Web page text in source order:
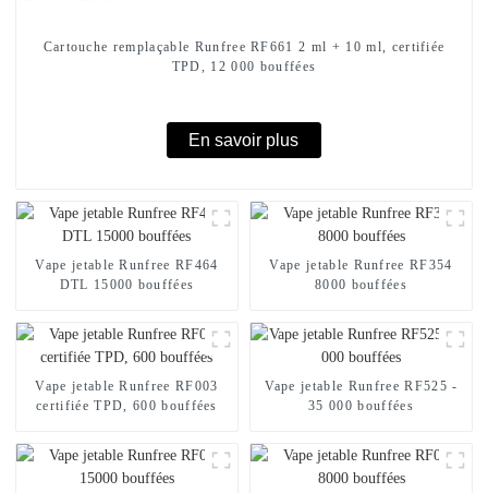
Cartouche remplaçable Runfree RF661 2 ml + 10 ml, certifiée
TPD, 12 000 bouffées
En savoir plus
Vape jetable Runfree RF464
DTL 15000 bouffées
Vape jetable Runfree RF354
8000 bouffées
Vape jetable Runfree RF003
certifiée TPD, 600 bouffées
Vape jetable Runfree RF525 -
35 000 bouffées